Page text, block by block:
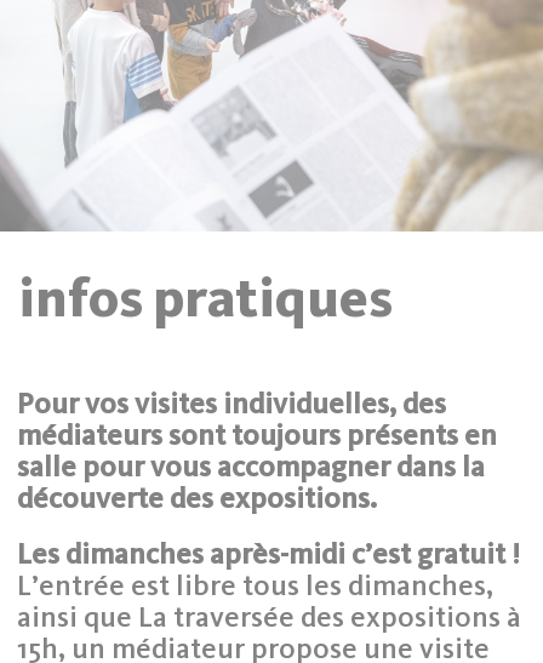
infos pratiques
Pour vos visites individuelles, des
médiateurs sont toujours présents en
salle pour vous accompagner dans la
découverte des expositions.
Les dimanches après-midi c’est gratuit !
L’entrée est libre tous les dimanches,
ainsi que La traversée des expositions à
15h, un médiateur propose une visite